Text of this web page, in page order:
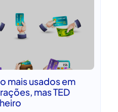
mais usados em
mas TED